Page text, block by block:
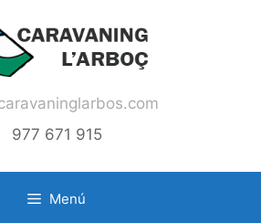
977 671 915
Menú